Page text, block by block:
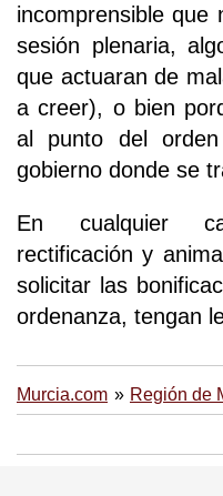
incomprensible que
sesión plenaria,
que actuaran de
a creer), o bien
al punto del
gobierno donde se
En cualquier
rectificación y
solicitar las
ordenanza, tengan
Murcia.com Región de